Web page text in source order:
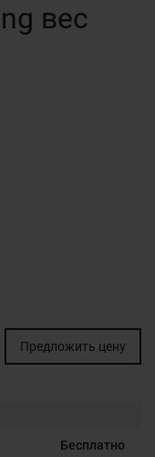
вес
Предложить цену
Бесплатно